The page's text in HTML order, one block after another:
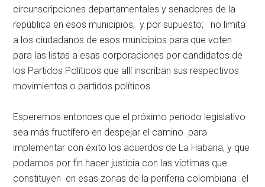
circunscripciones departamentales y senadores de la
república en esos municipios, y por supuesto; no limita
a los ciudadanos de esos municipios para que voten
para las listas a esas corporaciones por candidatos de
los Partidos Políticos que allí inscriban sus respectivos
movimientos o partidos políticos.
Esperemos entonces que el próximo periodo legislativo
sea más fructífero en despejar el camino para
implementar con éxito los acuerdos de La Habana, y que
podamos por fin hacer justicia con las víctimas que
constituyen en esas zonas de la periferia colombiana el